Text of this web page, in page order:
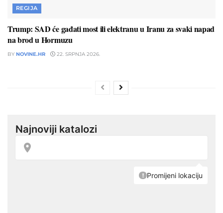
REGIJA
Trump: SAD će gađati most ili elektranu u Iranu za svaki napad
na brod u Hormuzu
BY NOVINE.HR 22. SRPNJA 2026.